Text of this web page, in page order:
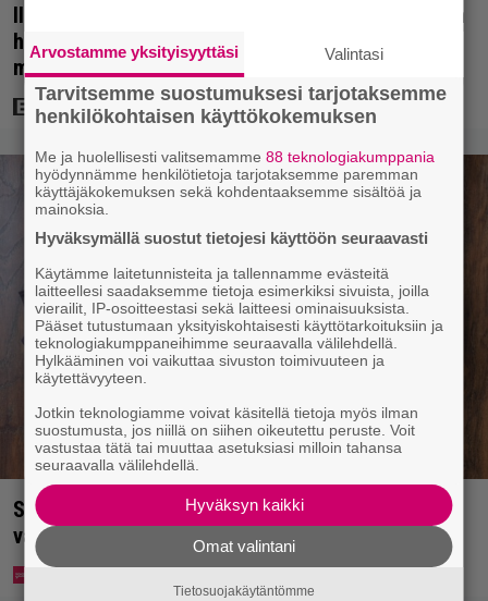
Illalla tv:ssä: Perinteinen dekkari Agatha Christien
hengessä – vuoden 2023 leffa tarjoaa
murhamysteerin
Syötkö perunoita näin? Tutkijat löysivät yhteyden
vakavaan kansansairauteen
Arvostamme yksityisyyttäsi Valintasi
Tarvitsemme suostumuksesi tarjotaksemme
henkilökohtaisen käyttökokemuksen
Me ja huolellisesti valitsemamme88 teknologiakumppania
hyödynnämme henkilötietoja tarjotaksemme paremman
käyttäjäkokemuksen sekä kohdentaaksemme sisältöä ja
mainoksia.
Hyväksymällä suostut tietojesi käyttöön seuraavasti
Käytämme laitetunnisteita ja tallennamme evästeitä
laitteellesi saadaksemme tietoja esimerkiksi sivuista, joilla
vierailit, IP-osoitteestasi sekä laitteesi ominaisuuksista.
Pääset tutustumaan yksityiskohtaisesti käyttötarkoituksiin ja
teknologiakumppaneihimme seuraavalla välilehdellä.
Hylkääminen voi vaikuttaa sivuston toimivuuteen ja
käytettävyyteen.
Jotkin teknologiamme voivat käsitellä tietoja myös ilman
suostumusta, jos niillä on siihen oikeutettu peruste. Voit
vastustaa tätä tai muuttaa asetuksiasi milloin tahansa
seuraavalla välilehdellä.
Hyväksyn kaikki
Omat valintani
Tietosuojakäytäntömme